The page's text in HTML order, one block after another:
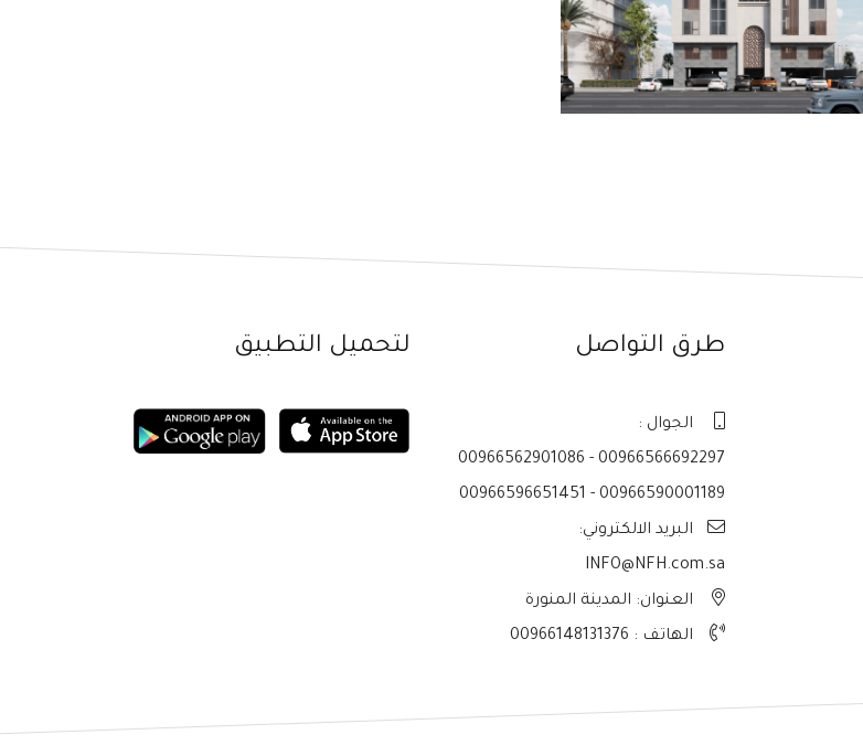
طرق التواصل
الجوال :
00966562901086 - 00966566692297
00966596651451 - 00966590001189
البريد الالكتروني:
INFO@NFH.com.sa
العنوان: المدينة المنورة
الهاتف : 00966148131376
لتحميل التطبيق